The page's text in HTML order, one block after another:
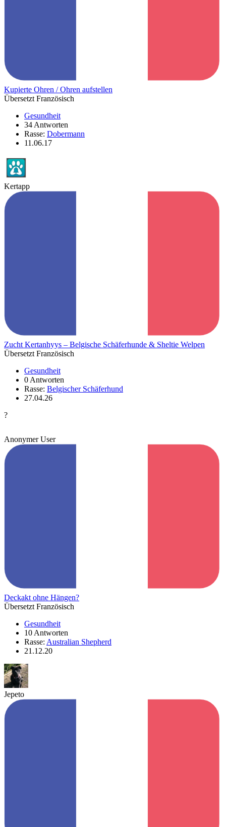
Kupierte Ohren / Ohren aufstellen
Übersetzt Französisch
Gesundheit
34 Antworten
Rasse: Dobermann
11.06.17
Kertapp
Zucht Kertanhyys – Belgische Schäferhunde & Sheltie Welpen
Übersetzt Französisch
Gesundheit
0 Antworten
Rasse: Belgischer Schäferhund
27.04.26
?
Anonymer User
Deckakt ohne Hängen?
Übersetzt Französisch
Gesundheit
10 Antworten
Rasse: Australian Shepherd
21.12.20
Jepeto